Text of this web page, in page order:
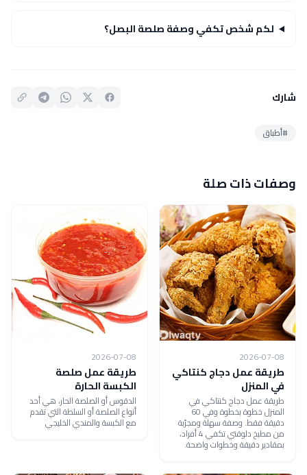
لكم شخص تكفي وصفة صلصة البصل؟
شارك
#أطباق
وصفات ذات صلة
2026-07-08
طريقة عمل دجاج كنتاكي
في المنزل
طريقة عمل دجاج كنتاكي في
المنزل خطوة بخطوة وفي 60
دقيقة فقط. وصفة سهلة ومجرّبة
من مطبخ دلوقتي تكفي 4 أفراد،
بمقادير دقيقة وخطوات واضحة.
2026-07-08
طريقة عمل صلصة
الكبسة الحارة
الدقوس أو الصلصة الحار، هي أحد
أنواع الصلصة أو السلطة التي تقدم
مع الكبسة والمندي الخليجي